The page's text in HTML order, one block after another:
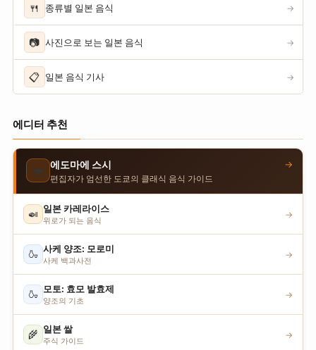
🍴 종류별 일본 음식 →
📷 사진으로 보는 일본 음식 →
📋 일본 음식 기사 →
에디터 추천
🍣 에도마에 스시
편집자가 엄선한 도쿄의 클래식 음식 가이드
→
🍛 일본 카레라이스
위로가 되는 음식
→
🍶 사케 양조: 모로미
사케 백과사전
→
🍶 모토: 효모 발효제
양조의 기초
→
🌾 일본 쌀
주식 가이드
→